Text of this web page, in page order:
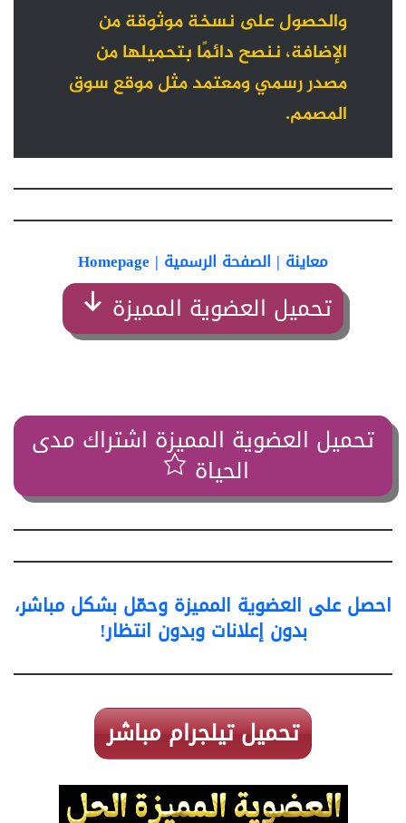
والحصول على نسخة موثوقة من
الإضافة، ننصح دائمًا بتحميلها من
مصدر رسمي ومعتمد مثلموقع سوق
المصمم.
معاينة | الصفحة الرسمية | Homepage
تحميل العضوية المميزة
تحميل العضوية المميزة اشتراك مدى
الحياة
احصل على العضوية المميزة وحمّل بشكل مباشر،
بدون إعلانات وبدون انتظار!
تحميل تيلجرام مباشر